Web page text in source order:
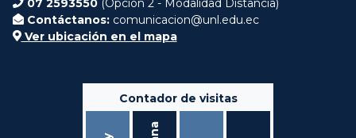
Contáctanos: comunicacion@unl.edu.ec
Ver ubicación en el mapa
Contador de visitas